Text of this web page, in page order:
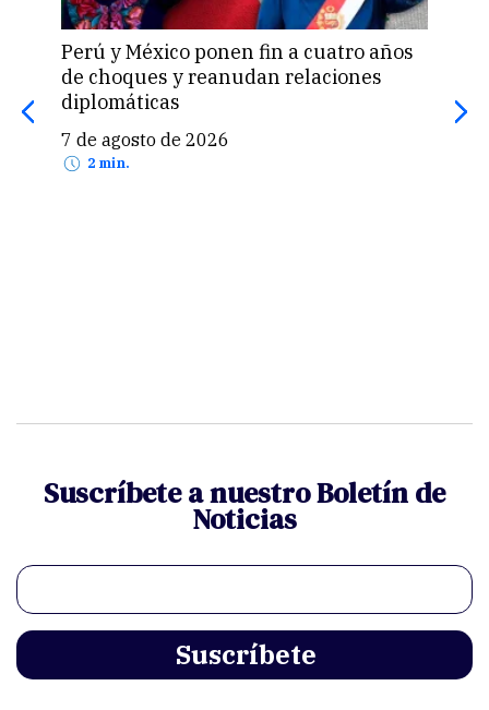
Perú y México ponen fin a cuatro años
de choques y reanudan relaciones
diplomáticas
7 de agosto de 2026
2 min.
Suscríbete a nuestro Boletín de
Noticias